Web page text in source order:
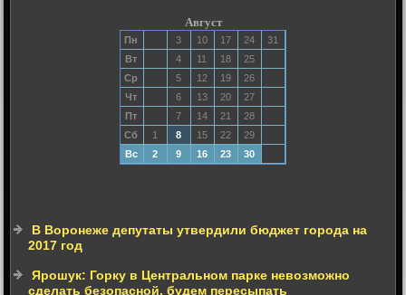
Август
Пн 3 10 17 24
31
Вт
4 11 18
25
Ср
5 12 19
26
Чт
6 13 20
27
Пт
7 14 21
28
Сб
1 8 15 22
29
Вс
2 9 16 23 30
В Воронеже депутаты утвердили бюджет города на
2017 год
Ярошук: Горку в Центральном парке невозможно
сделать безопасной, будем пересыпать